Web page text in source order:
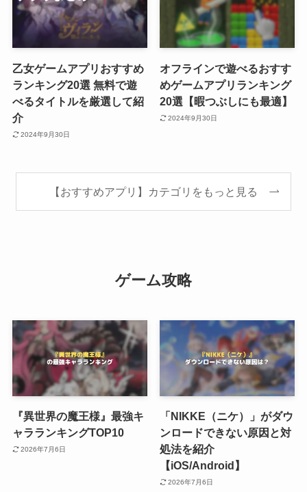
乙女ゲームアプリおすすめ
ランキング20選 無料で遊
べるタイトルを厳選して紹
介
2024年9月30日
オフラインで遊べるおすす
めゲームアプリランキング
20選【暇つぶしにも最適】
2024年9月30日
【おすすめアプリ】カテゴリをもっと見る
ゲーム攻略
『異世界の魔王様』最強キ
ャラランキングTOP10
2026年7月6日
「NIKKE（ニケ）」がダウ
ンロードできない原因と対
処法を紹介
【iOS/Android】
2026年7月6日